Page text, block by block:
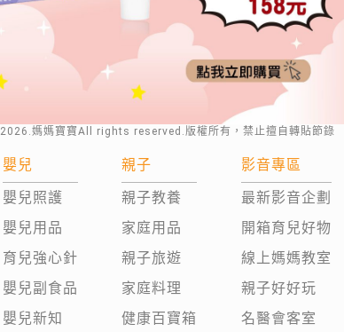
2026 .媽媽寶寶All rights reserved.版權所有，禁止擅自轉貼節錄
嬰兒
嬰兒照護
嬰兒用品
育兒強心針
嬰兒副食品
嬰兒新知
親子
親子教養
家庭用品
親子旅遊
家庭料理
健康百寶箱
影音專區
最新影音企劃
開箱育兒好物
線上媽媽教室
親子好好玩
名醫會客室